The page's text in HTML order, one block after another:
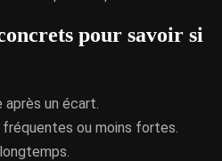
pour savoir si
après un écart.
ou moins fortes.